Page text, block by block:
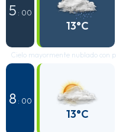
5 : 00
13°C
Cielo mayormente nublado con
8 : 00
13°C